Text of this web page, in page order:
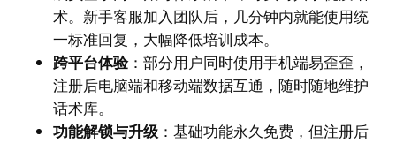
术。新手客服加入团队后，几分钟内就能使用统
一标准回复，大幅降低培训成本。
跨平台体验：部分用户同时使用手机端易歪歪，
注册后电脑端和移动端数据互通，随时随地维护
话术库。
功能解锁与升级 ：基础功能永久免费，但注册后